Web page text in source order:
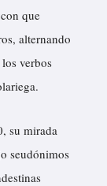
que
alternando
verbos
su mirada
seudónimos